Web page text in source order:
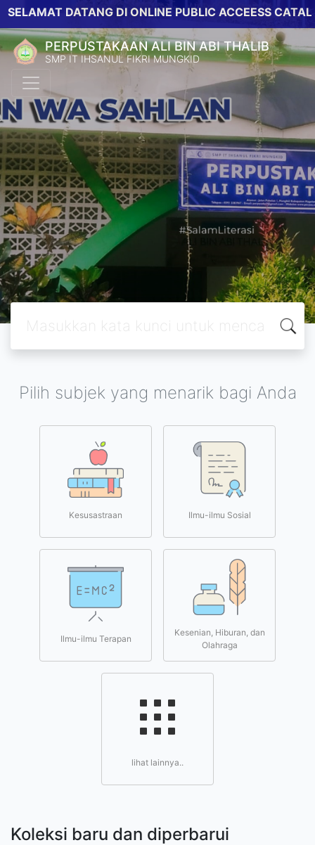
DATANG DI ONLINE PUBLIC ACCEESS CATALOG
PERPUSTAKAAN ALI BIN ABI THALIB
SMP IT IHSANUL FIKRI MUNGKID
Pilih subjek yang menarik bagi Anda
Kesusastraan Ilmu-ilmu Sosial
Ilmu-ilmu Terapan
Kesenian, Hiburan, dan
Olahraga
lihat lainnya..
Koleksi baru dan diperbarui